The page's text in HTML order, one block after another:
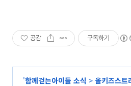
공감 구독하기
'함께걷는아이들 소식 > 올키즈스트